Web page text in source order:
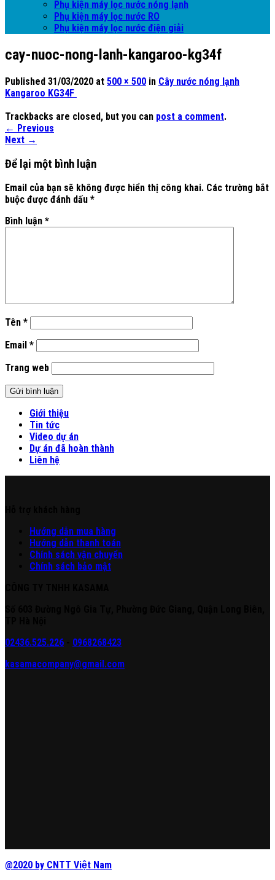
Phụ kiện máy lọc nước nóng lạnh
Phụ kiện máy lọc nước RO
Phụ kiện máy lọc nước điện giải
cay-nuoc-nong-lanh-kangaroo-kg34f
Published 31/03/2020 at 500 × 500 in Cây nước nóng lạnh
Kangaroo KG34F
Trackbacks are closed, but you can post a comment.
← Previous
Next →
Để lại một bình luận
Email của bạn sẽ không được hiển thị công khai. Các trường bắt
buộc được đánh dấu *
Bình luận *
Tên *
Email *
Trang web
Giới thiệu
Tin tức
Video dự án
Dự án đã hoàn thành
Liên hệ
Hướng dẫn mua hàng
Hướng dẫn thanh toán
Chính sách vận chuyển
Chính sách bảo mật
02436.525.226
0968268423
kasamacompany@gmail.com
@2020 by CNTT Việt Nam